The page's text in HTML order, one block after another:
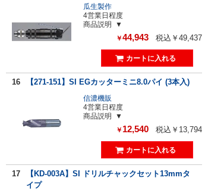
瓜生製作
4営業日程度
商品説明
￥44,943 税込￥49,437
16 【271-151】SI EGカッターミニ8.0パイ (3本入)
信濃機販
4営業日程度
商品説明
￥ 12,540 税込￥13,794
17
【KD-003A】SI ドリルチャックセット13mmタ
イプ